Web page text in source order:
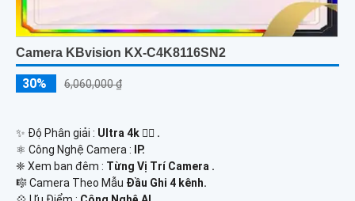
Camera KBvision KX-C4K8116SN2
30% 6,060,000 ₫
✨ Độ Phân giải : Ultra 4k 👍🏾 .
⚛️ Công Nghệ Camera :
IP.
❈ Xem ban đêm : Từng Vị Trí Camera .
🎼️ Camera Theo Mẫu Đầu Ghi 4 kênh.